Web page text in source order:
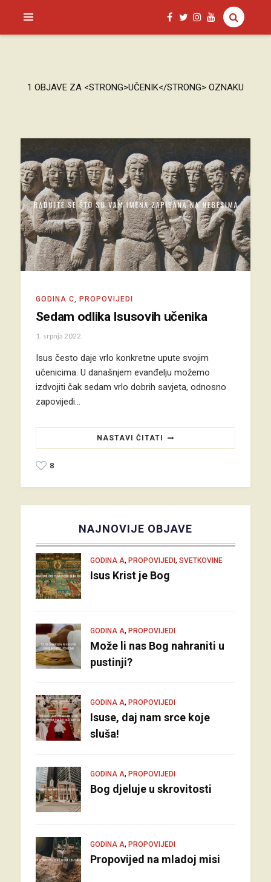
SAGUD.XYZ
1 OBJAVE ZA <STRONG>UČENIK</STRONG> OZNAKU
GODINA C PROPOVIJEDI
Sedam odlika Isusovih učenika
1. srpnja 2022.
Isus često daje vrlo konkretne upute svojim
učenicima. U današnjem evanđelju možemo
izdvojiti čak sedam vrlo dobrih savjeta, odnosno
zapovijedi…
NASTAVI ČITATI
8
NAJNOVIJE OBJAVE
GODINA A, PROPOVIJEDI, SVETKOVINE
Isus Krist je Bog
GODINA A, PROPOVIJEDI
Može li nas Bog nahraniti u
pustinji?
GODINA A, PROPOVIJEDI
Isuse, daj nam srce koje
sluša!
GODINA A, PROPOVIJEDI
Bog djeluje u skrovitosti
GODINA A, PROPOVIJEDI
Propovijed na mladoj misi